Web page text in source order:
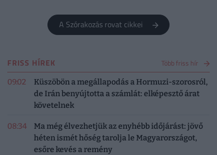
A Szórakozás rovat cikkei
FRISS HÍREK Több friss hír
09:02
Küszöbön a megállapodás a Hormuzi-szorosról,
de Irán benyújtotta a számlát: elképesztő árat
követelnek
08:34
Ma még élvezhetjük az enyhébb időjárást: jövő
héten ismét hőség tarolja le Magyarországot,
esőre kevés a remény